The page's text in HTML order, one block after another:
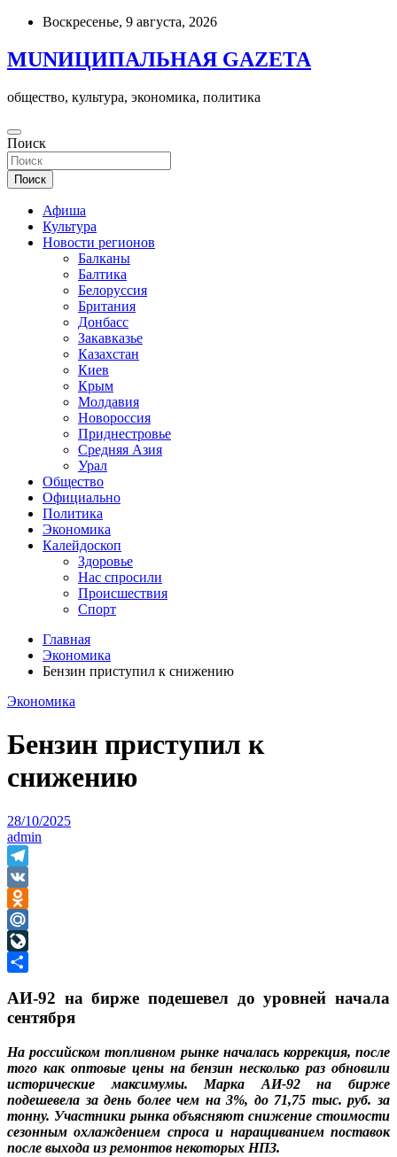
Skip
content
Воскресенье, 9 августа, 2026
MUNИЦИПАЛЬНАЯ GAZЕТА
общество, культура, экономика, политика
Поиск
Поиск
Афиша
Культура
Новости регионов
Балканы
Балтика
Белоруссия
Британия
Донбасс
Закавказье
Казахстан
Киев
Крым
Молдавия
Новороссия
Приднестровье
Средняя Азия
Урал
Общество
Официально
Политика
Экономика
Калейдоскоп
Здоровье
Нас спросили
Происшествия
Спорт
Главная
Экономика
Бензин приступил к снижению
Экономика
Бензин приступил к
снижению
28/10/2025
admin
Telegram
VK
Odnoklassniki
Mail.Ru
LiveJournal
АИ-92 на бирже подешевел до уровней начала
сентября
На российском топливном рынке началась коррекция, после
того как оптовые цены на бензин несколько раз обновили
исторические максимумы. Марка АИ-92 на бирже
подешевела за день более чем на 3%, до 71,75 тыс. руб. за
тонну. Участники рынка объясняют снижение стоимости
сезонным охлаждением спроса и наращиванием поставок
после выхода из ремонтов некоторых НПЗ.